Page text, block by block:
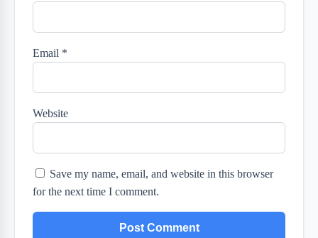
Email *
Website
Save my name, email, and website in this browser
for the next time I comment.